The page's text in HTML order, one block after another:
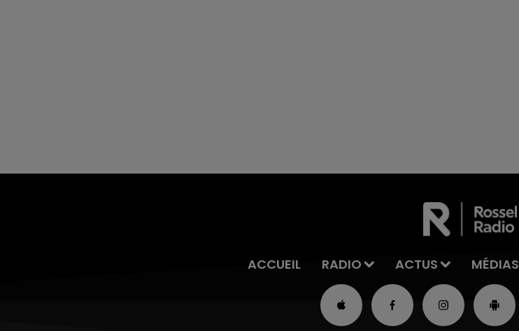
ACCUEIL RADIO ACTUS MÉDIAS